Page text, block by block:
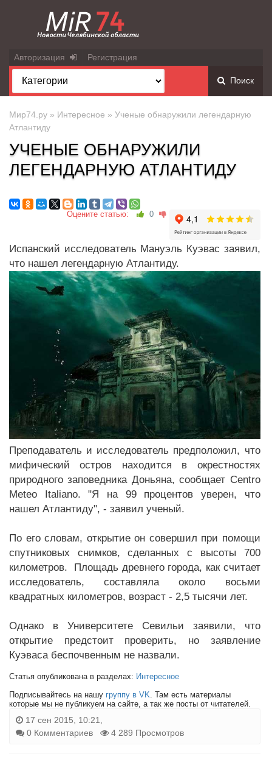
Авторизация Регистрация
Поиск
Мир74.ру » Интересное » Ученые обнаружили легендарную
Атлантиду
УЧЕНЫЕ ОБНАРУЖИЛИ
ЛЕГЕНДАРНУЮ АТЛАНТИДУ
Оцените статью: 0
Испанский исследователь Мануэль Куэвас заявил,
что нашел легендарную Атлантиду.
Преподаватель и исследователь предположил, что
мифический остров находится в окрестностях
природного заповедника Доньяна, сообщает Centro
Meteo Italiano. "Я на 99 процентов уверен, что
нашел Атлантиду", - заявил ученый.
По его словам, открытие он совершил при помощи
спутниковых снимков, сделанных с высоты 700
километров. Площадь древнего города, как считает
исследователь, составляла около восьми
квадратных километров, возраст - 2,5 тысячи лет.
Однако в Университете Севильи заявили, что
открытие предстоит проверить, но заявление
Куэваса беспочвенным не назвали.
Статья опубликована в разделах: Интересное
Подписывайтесь на нашу группу в VK . Там есть материалы
которые мы не публикуем на сайте, а так же посты от читателей.
17 сен 2015, 10:21,
0 Комментариев
4 289 Просмотров